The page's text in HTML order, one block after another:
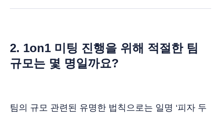
2. 1on1 미팅 진행을 위해 적절한 팀
규모는 몇 명일까요?
팀의 규모 관련된 유명한 법칙으로는 일명 ‘피자 두